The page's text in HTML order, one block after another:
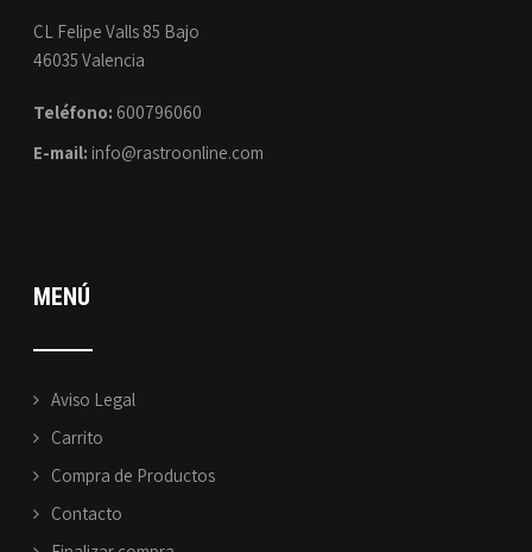
CL Felipe Valls 85 Bajo
46035 Valencia
Teléfono: 600796060
E-mail: info@rastroonline.com
MENÚ
Aviso Legal
Carrito
Compra de Productos
Contacto